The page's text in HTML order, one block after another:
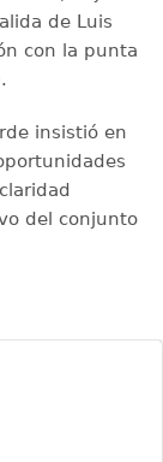
de Luis
con la punta
insistió en
del conjunto